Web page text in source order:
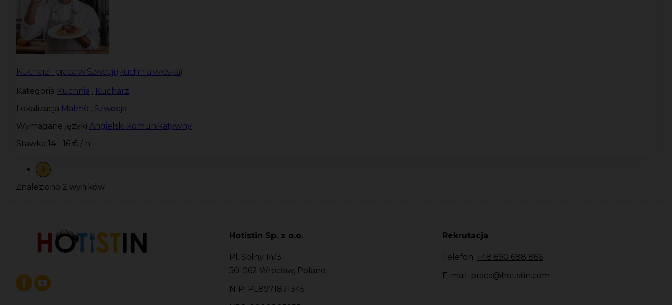
Kucharz - praca w Szwecji (kuchnia włoska)
Kategoria Kuchnia , Kucharz
Lokalizacja Malmö , Szwecja
Wymagane języki Angielski komunikatywny
Stawka 14 - 16 € / h
1
Znaleziono 2 wyników
Hotistin Sp. z o.o.
Pl. Solny 14/3
50-062 Wrocław, Poland
NIP: PL8971871345
Rekrutacja
Telefon: +48 690 688 866
E-mail: praca@hotistin.com